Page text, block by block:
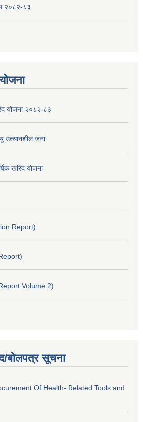
२०८२-८३
योजना २०८२-८३
उत्थानशील जना
खरिद योजना
Report)
Volume 2)
बोलपत्र सूचना
Of Health- Related Tools and